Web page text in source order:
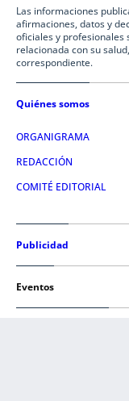
Las informaciones
afirmaciones, datos y
oficiales y profesionales
relacionada con su
correspondiente.
Quiénes somos
ORGANIGRAMA
REDACCIÓN
COMITÉ EDITORIAL
Publicidad
Eventos